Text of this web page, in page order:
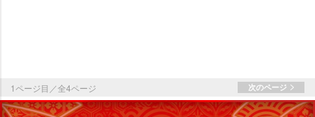
1ページ目／全4ページ 次のページ